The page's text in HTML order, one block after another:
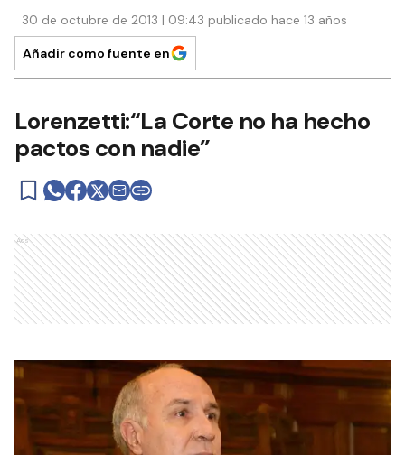
30 de octubre de 2013 | 09:43 publicado hace 13 años
Añadir como fuente en
Lorenzetti:“La Corte no ha hecho
pactos con nadie”
Ads